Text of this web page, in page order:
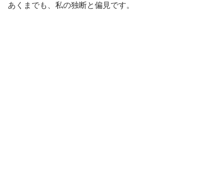
あくまでも、私の独断と偏見です。